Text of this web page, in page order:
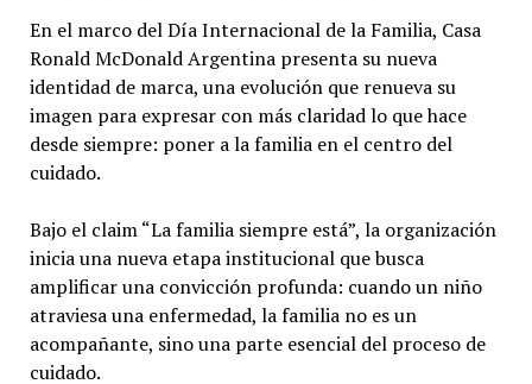
En el marco del Día Internacional de la Familia, Casa
Ronald McDonald Argentina presenta su nueva
identidad de marca, una evolución que renueva su
imagen para expresar con más claridad lo que hace
desde siempre: poner a la familia en el centro del
cuidado.
Bajo el claim “La familia siempre está”, la organización
inicia una nueva etapa institucional que busca
amplificar una convicción profunda: cuando un niño
atraviesa una enfermedad, la familia no es un
acompañante, sino una parte esencial del proceso de
cuidado.